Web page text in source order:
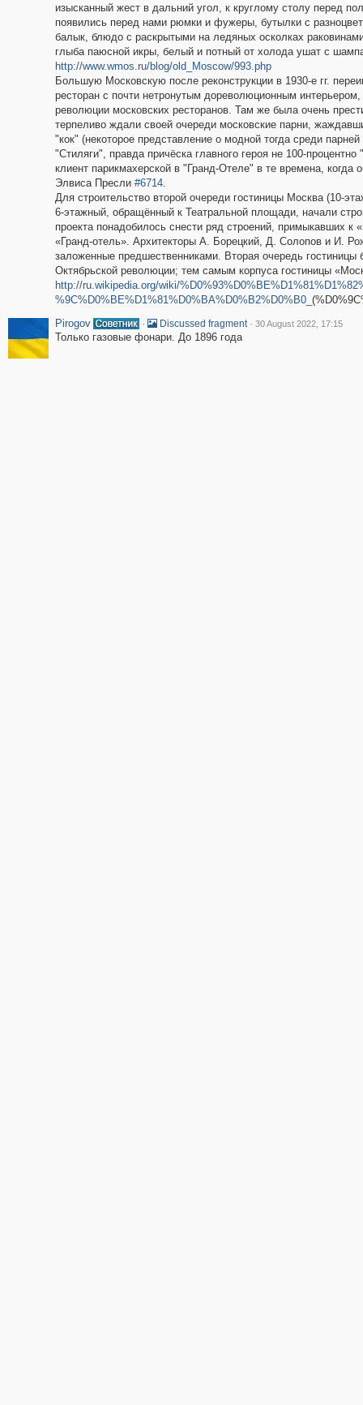
изысканный жест в дальний угол, к круглому столу перед
появились перед нами рюмки и фужеры, бутылки с
балык, блюдо с раскрытыми на ледяных осколках
глыба паюсной икры, белый и потный от холода ушат с
http://www.wmos.ru/blog/old_Moscow/993.php
Большую Московскую после реконструкции в 1930-е гг.
ресторан с почти нетронутым дореволюционным
революции московских ресторанов. Там же была очень
терпеливо ждали своей очереди московские парни,
"кок" (некоторое представление о модной тогда среди
"Стиляги", правда причёска главного героя не 100-
клиент парикмахерской в "Гранд-Отеле" в те времена, когда
Элвиса Пресли #6714.
Для строительство второй очереди гостиницы Москва (10-
6-этажный, обращённый к Театральной площади, начали
проекта понадобилось снести ряд строений, примыкавших к
«Гранд-отель». Архитекторы А. Борецкий, Д. Солопов и И.
заложенные предшественниками. Вторая очередь
Октябрьской революции; тем самым корпуса гостиницы
http://ru.wikipedia.org/wiki/
%9C%D0%BE%D1%81%D0%BA%D0%B2%D0%B0_
Pirogov
· Discussed fragment · 30 August 2022, 17:15
Только газовые фонари. До 1896 года